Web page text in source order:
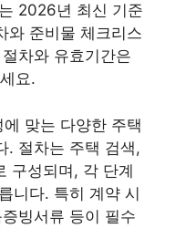
2026년 최신 기준
와 준비물 체크리스
차와 유효기간은
요.
맞는 다양한 주택
. 절차는 주택 검색,
구성되며, 각 단계
니다. 특히 계약 시
빙서류 등이 필수